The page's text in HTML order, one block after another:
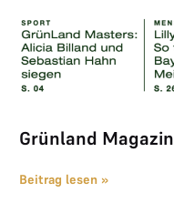
Grünland Magazin
Beitrag lesen »